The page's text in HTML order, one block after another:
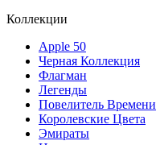
Коллекции
Apple 50
Черная Коллекция
Флагман
Легенды
Повелитель Времени
Королевские Цвета
Эмираты